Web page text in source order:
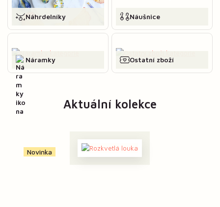
Náhrdelníky Náušnice
Náramky Ostatní zboží
Aktuální kolekce
Novinka